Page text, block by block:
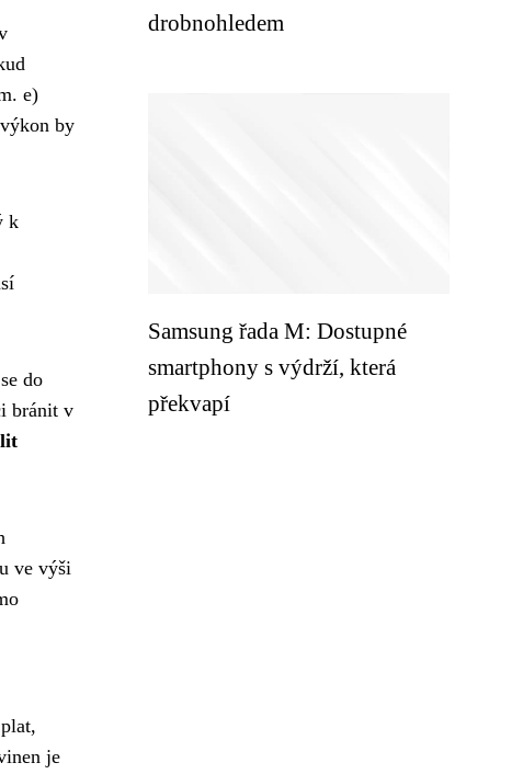
e)
by
k
do
bránit v
ve výši
je
drobnohledem
Samsung řada M: Dostupné
smartphony s výdrží, která
překvapí